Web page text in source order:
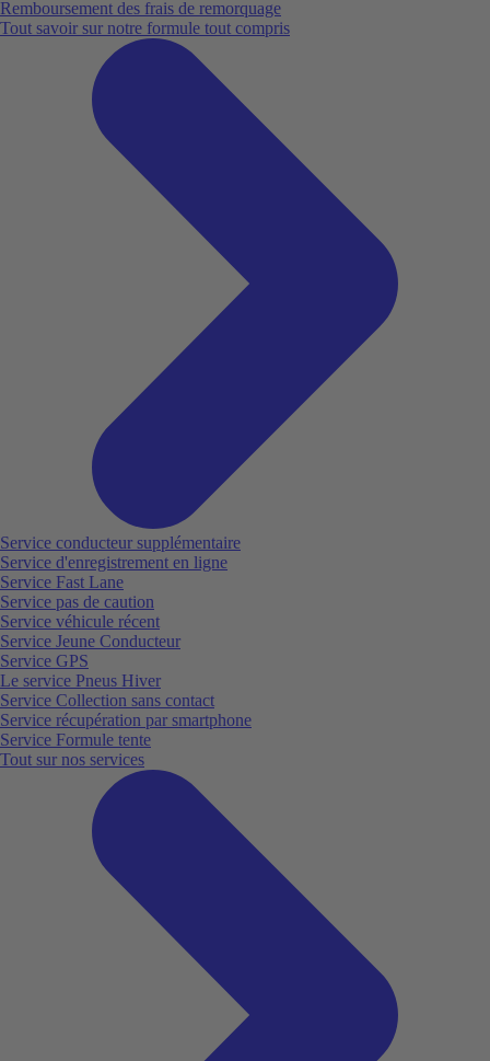
Remboursement des frais de remorquage
Tout savoir sur notre formule tout compris
Service conducteur supplémentaire
Service d'enregistrement en ligne
Service Fast Lane
Service pas de caution
Service véhicule récent
Service Jeune Conducteur
Service GPS
Le service Pneus Hiver
Service Collection sans contact
Service récupération par smartphone
Service Formule tente
Tout sur nos services